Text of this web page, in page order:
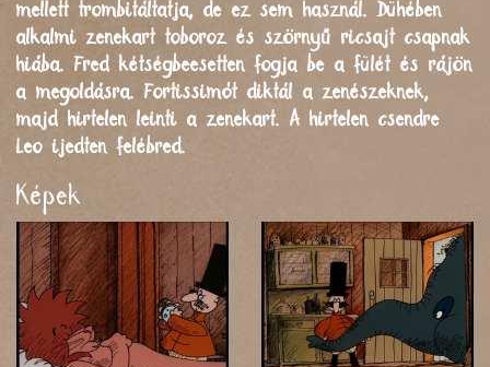
mellett trombitáltatja, de ez sem használ. Dühében
alkalmi zenekart toboroz és szörnyű ricsajt csapnak
hiába. Fred kétségbeesetten fogja be a fülét és rájön
a megoldásra. Fortissimót diktál a zenészeknek,
majd hirtelen leinti a zenekart. A hirtelen csendre
Leo ijedten felébred.
Képek